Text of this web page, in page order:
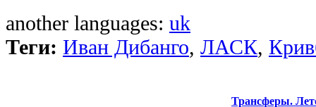
another languages: uk
Теги: Иван Дибанго, ЛАСК,
Трансферы.